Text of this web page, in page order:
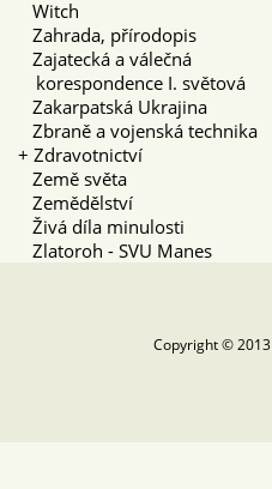
Witch
Zahrada, přírodopis
Zajatecká a válečná
korespondence I. světová
Zakarpatská Ukrajina
Zbraně a vojenská technika
+ Zdravotnictví
Země světa
Zemědělství
Živá díla minulosti
Zlatoroh - SVU Manes
Copyright © 2013